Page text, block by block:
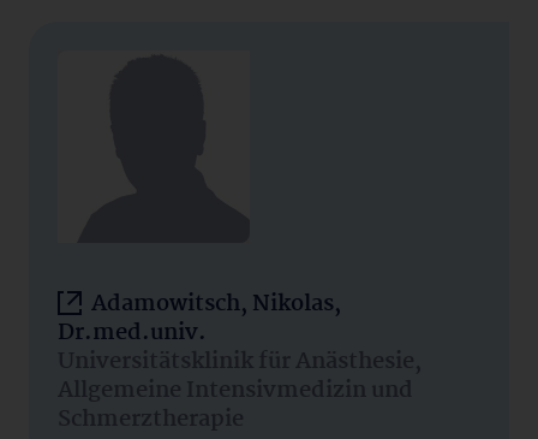
Adamowitsch, Nikolas,
Dr.med.univ.
Universitätsklinik für Anästhesie,
Allgemeine Intensivmedizin und
Schmerztherapie